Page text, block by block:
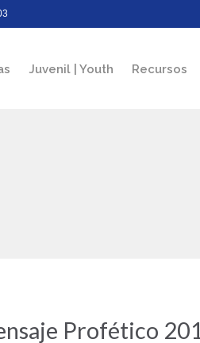
Juvenil | Youth Recursos
Profético